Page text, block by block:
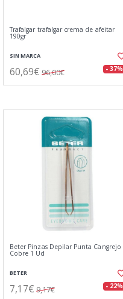
Trafalgar trafalgar crema de afeitar
190gr
SIN MARCA
60,69€ 96,00€ - 37%
Beter Pinzas Depilar Punta Cangrejo
Cobre 1 Ud
BETER
7,17€ 9,17€ - 22%